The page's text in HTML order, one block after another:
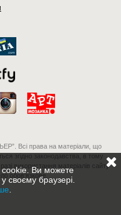
Всі права на матеріали, що
згідно законодавства, в тому
використання матеріалів сайту
обов'язкове.
cookie. Ви можете
своєму браузері.